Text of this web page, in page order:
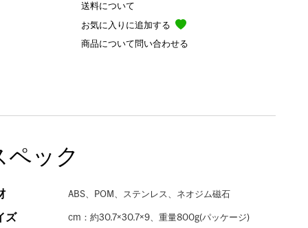
送料について
お気に入りに追加する
商品について問い合わせる
ペック
ABS、POM、ステンレス、ネオジム磁石
ズ cm：約30.7×30.7×9、重量800g(パッケージ)